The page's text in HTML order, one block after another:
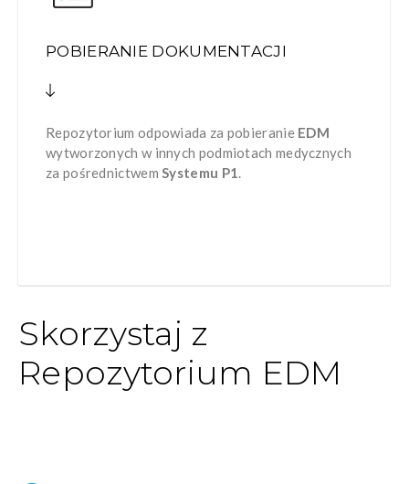
POBIERANIE DOKUMENTACJI
Repozytorium odpowiada za pobieranie EDM
wytworzonych w innych podmiotach medycznych
za pośrednictwemSystemu P1.
Skorzystaj z
Repozytorium EDM